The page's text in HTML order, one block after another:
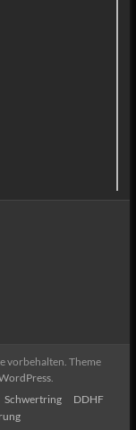
vorbehalten. Theme
.
Schwertring
DDHF